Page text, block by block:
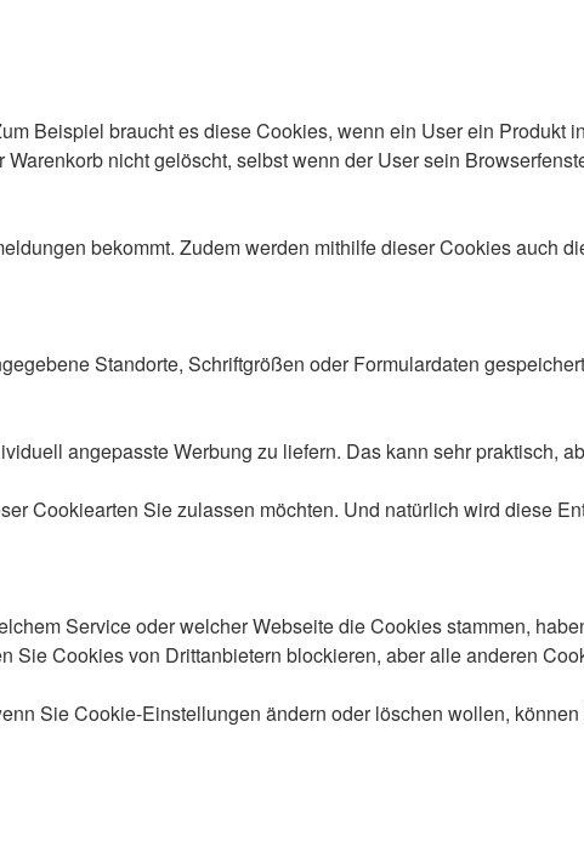
Beispiel braucht es diese Cookies, wenn ein User ein Produkt
nicht gelöscht, selbst wenn der User sein
bekommt. Zudem werden mithilfe dieser Cookies auch
Standorte, Schriftgrößen oder Formulardaten
angepasste Werbung zu liefern. Das kann sehr praktisch,
Cookiearten Sie zulassen möchten. Und natürlich wird diese
Service oder welcher Webseite die Cookies stammen,
Cookies von Drittanbietern blockieren, aber alle anderen
Sie Cookie-Einstellungen ändern oder löschen wollen,